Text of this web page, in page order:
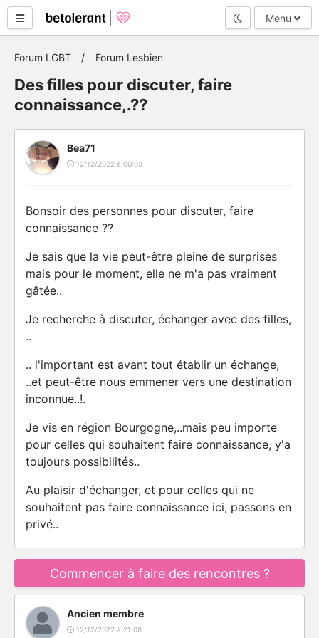
Mode nuit
Menu
Forum LGBT Forum Lesbien
Des filles pour discuter, faire
connaissance,.??
Bea71
12/12/2022 à 00:03
Bonsoir des personnes pour discuter, faire
connaissance ??
Je sais que la vie peut-être pleine de surprises
mais pour le moment, elle ne m'a pas vraiment
gâtée..
Je recherche à discuter, échanger avec des filles,
..
.. l'important est avant tout établir un échange,
..et peut-être nous emmener vers une destination
inconnue..!.
Je vis en région Bourgogne,..mais peu importe
pour celles qui souhaitent faire connaissance, y'a
toujours possibilités..
Au plaisir d'échanger, et pour celles qui ne
souhaitent pas faire connaissance ici, passons en
privé..
Commencer à faire des rencontres ?
Ancien membre
12/12/2022 à 21:08